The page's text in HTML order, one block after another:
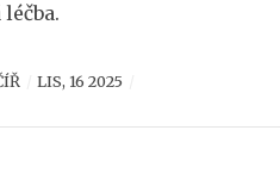
LIS, 16 2025